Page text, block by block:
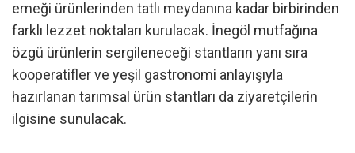
emeği ürünlerinden tatlı meydanına kadar birbirinden
farklı lezzet noktaları kurulacak. İnegöl mutfağına
özgü ürünlerin sergileneceği stantların yanı sıra
kooperatifler ve yeşil gastronomi anlayışıyla
hazırlanan tarımsal ürün stantları da ziyaretçilerin
ilgisine sunulacak.